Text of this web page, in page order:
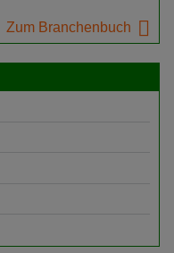
Zum Branchenbuch